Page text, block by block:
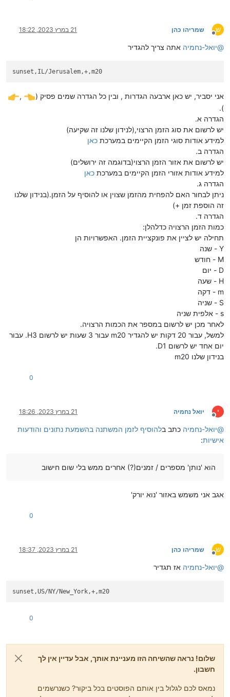
ש
מנותק
שמריהו כהן 21 במרץ 2023, 18:22
@יואל-נחמיה אתה צריך להגדיר
אני יסביר, יש כאן ארבעה הגדרות , ובין כל הגדרה שמים פסיק (
,
).
הגדרה א.
יש לרשום את סוג הזמן הרצוי,(לנידון שלנו זה שקיעה)
למידע אודות סוגי הזמן הקיימים במערכת כאן
הגדרה ב.
יש לרשום את אזור הזמן הרצוי(בדוגמה זה ירושלים)
למידע אודות אזורי הזמן הקיימים במערכת כאן
הגדרה ג.
ניתן לבחור האם להפחית מהזמן שצוין או להוסיף על הזמן.(בנידון שלנו
זה הוספת זמן +)
הגדרה ד.
כמות הזמן הרצויה כדלהלן:
תחילה יש לציין את פונקציית הזמן. האפשרויות הן
Y - שנה
M - חודש
D - יום
H - שעה
m - דקה
S - שניה
s - אלפית שניה
לאחר מכן יש לרשום במספר את הכמות הרצויה.
למשל, עבור 20 דקות יש להגדיר m20 עבור 3 שעות יש לרשום H3. עבור
יום אחד יש לרשום D1.
בנידון שלנו m20
0
י
מנותק
יואל נחמיה 21 במרץ 2023, 18:26
@יואל-נחמיה כתב בלהוסיף לזמן המשתנה בהשמעת נתונים והודעות
אישיות:
הוא 'נותן' מספרים / זמנים(?) אחרים ממש בלי שום חישוב
אגב אני משמש באזור 'נוא יורק'
0
ש
מנותק
שמריהו כהן 21 במרץ 2023, 18:37
@יואל-נחמיה אז תגדיר
0
שלום! נראה שהשיחה הזו מעניינת אותך, אבל עדיין אין לך
חשבון.
נמאס לכם לגלול בין אותם הפוסטים בכל ביקור? כשנרשמים